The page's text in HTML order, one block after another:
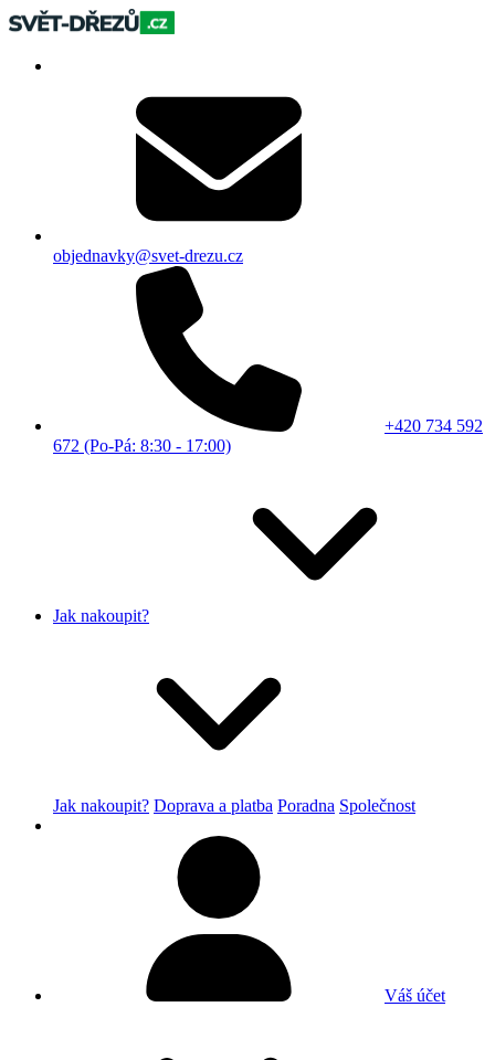
objednavky@svet-drezu.cz
+420 734 592
672 (Po-Pá: 8:30 - 17:00)
Jak nakoupit?
Jak nakoupit? Doprava a platba Poradna Společnost
Váš účet